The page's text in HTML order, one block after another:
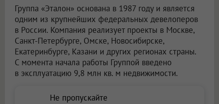
Группа «Эталон» основана в 1987 году и является
одним из крупнейших федеральных девелоперов
в России. Компания реализует проекты в Москве,
Санкт-Петербурге, Омске, Новосибирске,
Екатеринбурге, Казани и других регионах страны.
С момента начала работы Группой введено
в эксплуатацию 9,8 млн кв. м недвижимости.
Не пропускайте